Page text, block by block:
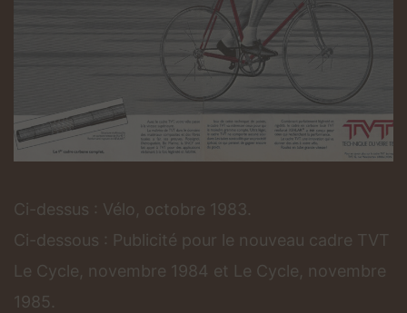
Ci-dessus : Vélo, octobre 1983.
Ci-dessous : Publicité pour le nouveau cadre TVT
Le Cycle, novembre 1984 et Le Cycle, novembre
1985.